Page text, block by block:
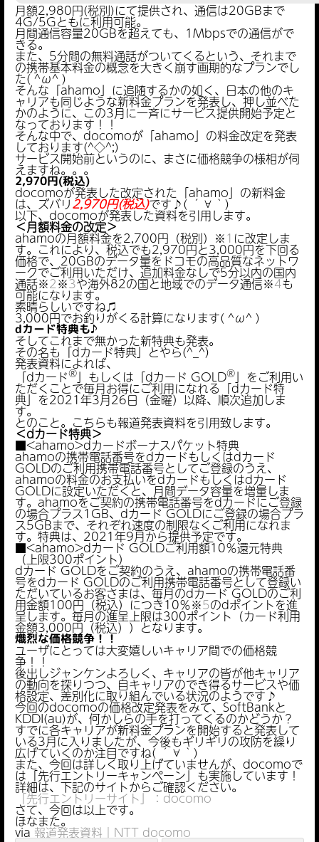
月額2,980円(税別)にて提供され、通信は20GBまで
4G/5Gともに利用可能。
月間通信容量20GBを超えても、1Mbpsでの通信がで
きる。
また、5分間の無料通話がついてくるという、それまで
の携帯基本料金の概念を大きく崩す画期的なプランでし
た( ^ω^ )
そんな「ahamo」に追随するかの如く、日本の他のキ
ャリアも同じような新料金プランを発表し、押し並べた
かのように、この3月に一斉にサービス提供開始予定と
なっております！！
そんな中で、docomoが「ahamo」の料金改定を発表
しております(^◇^;)
サービス開始前というのに、まさに価格競争の様相が伺
えますね。。。
2,970円(税込)
docomoが発表した改定された「ahamo」の新料金
は、ズバリ2,970円(税込)です♪( ´∀｀)
以下、docomoが発表した資料を引用します。
＜月額料金の改定＞
ahamoの月額料金を2,700円（税別） ※1 に改定しま
す。これにより、税込でも2,970円と3,000円を下回る
価格で、20GBのデータ量をドコモの高品質なネットワ
ークでご利用いただけ、追加料金なしで5分以内の国内
通話※2※3や海外82の国と地域でのデータ通信※4も
可能になります。
素晴らしいですね♫
3,000円でお釣りがくる計算になります( ^ω^ )
dカード特典も♪
そしてこれまで無かった新特典も発表。
その名も「dカード特典」とやら(^_^)
発表資料によれば、
「dカード®」もしくは「dカード GOLD®」をご利用い
ただくことで毎月お得にご利用になれる「dカード特
典」を2021年3月26日（金曜）以降、順次追加しま
す。
とのこと。こちらも報道発表資料を引用致します。
＜dカード特典＞
■<ahamo>dカードボーナスパケット特典
ahamoの携帯電話番号をdカードもしくはdカード
GOLDのご利用携帯電話番号としてご登録のうえ、
ahamoの料金のお支払いをdカードもしくはdカード
GOLDに設定いただくと、月間データ容量を増量しま
す。ahamoをご契約の携帯電話番号をdカードにご登録
の場合プラス1GB、dカード GOLDにご登録の場合プラ
ス5GBまで、それぞれ速度の制限なくご利用になれま
す。特典は、2021年9月から提供予定です。
■<ahamo>dカード GOLDご利用額10％還元特典
（上限300ポイント）
dカード GOLDをご契約のうえ、ahamoの携帯電話番
号をdカード GOLDのご利用携帯電話番号として登録い
ただいているお客さまは、毎月のdカード GOLDのご利
用金額100円（税込）につき10％※5のdポイントを進
呈します。毎月の進呈上限は300ポイント（カード利用
金額3,000円（税込））となります。
熾烈な価格競争！！
ユーザにとっては大変嬉しいキャリア間での価格競
争！！
後出しジャンケンよろしく、キャリアの皆が他キャリア
の動向を探りつつ、自キャリアのでき得るサービスや価
格設定、差別化に取り組んでいる状況のようです♪
今回のdocomoの価格改定発表をみて、SoftBankと
KDDI(au)が、何かしらの手を打ってくるのかどうか？
すでに各キャリアが新料金プランを開始すると発表して
いる3月に入りましたが、今後もギリギリの攻防を繰り
広げていくのか注目ですね( ´∀｀)
また、今回は詳しく取り上げていませんが、docomoで
は「先行エントリーキャンペーン」も実施しています！
詳細は、下記のサイトからご確認ください。
「先行エントリーサイト」：docomo
さて、今回は以上です。
ほなまた。
via報道発表資料｜NTT docomo